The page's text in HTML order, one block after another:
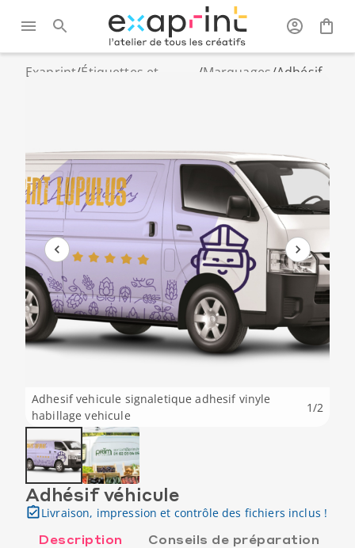
Exaprint/Étiquettes et
/Marquages/Adhésif
Adhesif vehicule signaletique adhesif vinyle
habillage vehicule
1/2
Adhésif véhicule
Livraison, impression et contrôle des fichiers inclus !
Description Conseils de préparation